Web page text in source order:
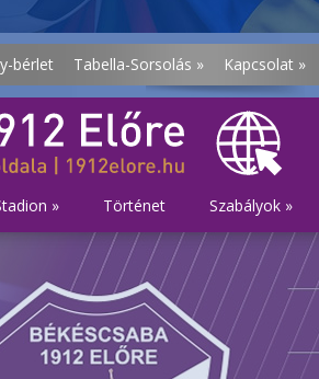
bérlet Tabella-Sorsolás » Kapcsolat »
» Történet Szabályok »